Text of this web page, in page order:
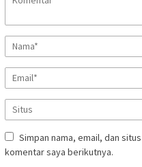
Simpan nama, email, dan
komentar saya berikutnya.